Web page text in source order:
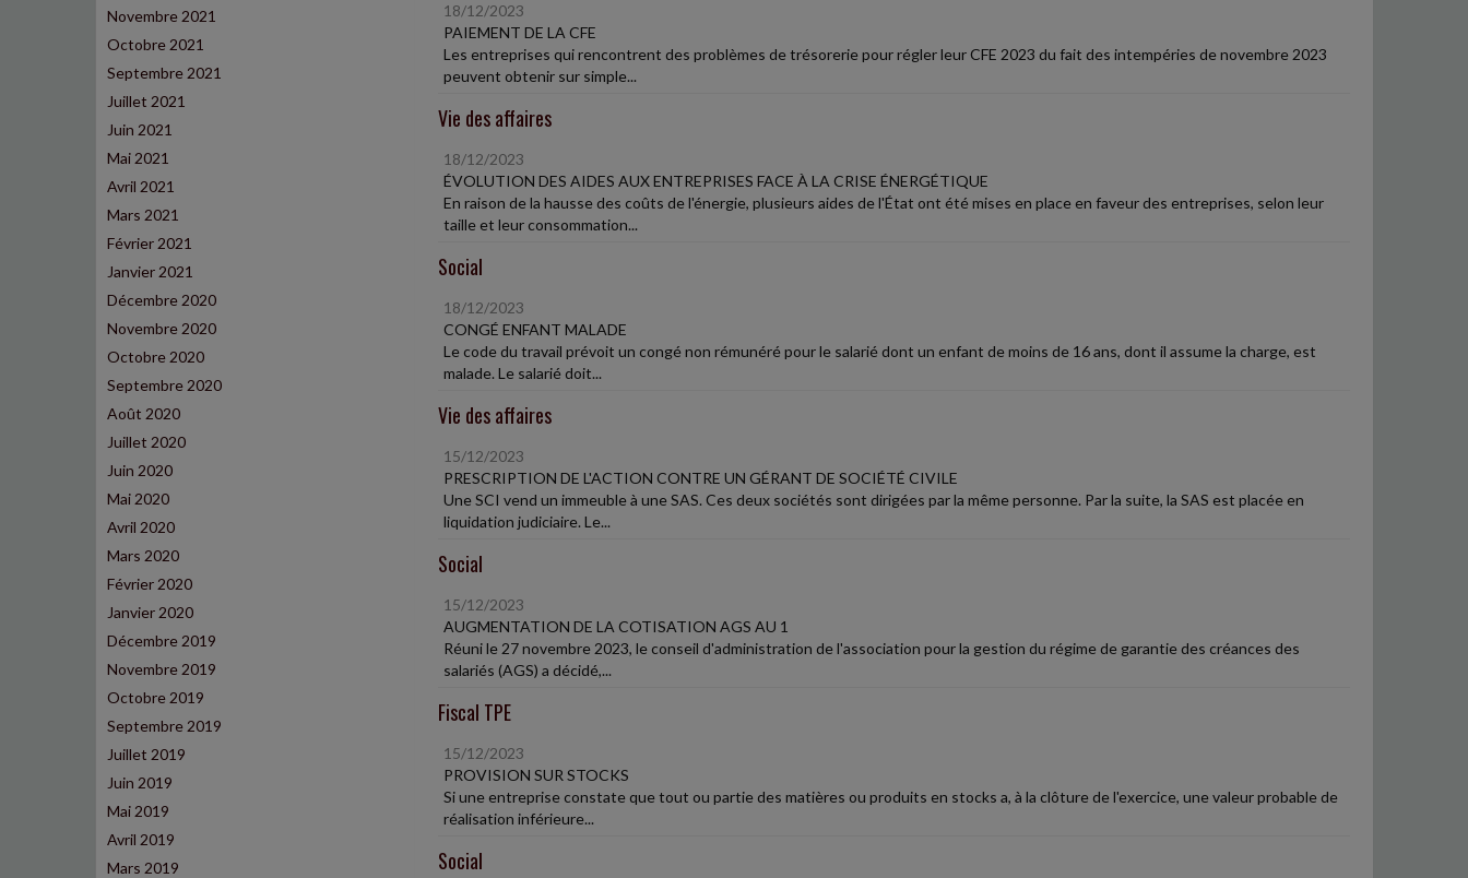
Novembre 2021
Octobre 2021
Septembre 2021
Juillet 2021
Juin 2021
Mai 2021
Avril 2021
Mars 2021
Février 2021
Janvier 2021
Décembre 2020
Novembre 2020
Octobre 2020
Septembre 2020
Août 2020
Juillet 2020
Juin 2020
Mai 2020
Avril 2020
Mars 2020
Février 2020
Janvier 2020
Décembre 2019
Novembre 2019
Octobre 2019
Septembre 2019
Juillet 2019
Juin 2019
Mai 2019
Avril 2019
Mars 2019
18/12/2023
PAIEMENT DE LA CFE
Les entreprises qui rencontrent des problèmes de trésorerie pour régler leur CFE 2023 du fait des intempéries de novembre 2023
peuvent obtenir sur simple...
Vie des affaires
18/12/2023
ÉVOLUTION DES AIDES AUX ENTREPRISES FACE À LA CRISE ÉNERGÉTIQUE
En raison de la hausse des coûts de l'énergie, plusieurs aides de l'État ont été mises en place en faveur des entreprises, selon leur
taille et leur consommation...
Social
18/12/2023
CONGÉ ENFANT MALADE
Le code du travail prévoit un congé non rémunéré pour le salarié dont un enfant de moins de 16 ans, dont il assume la charge, est
malade. Le salarié doit...
Vie des affaires
15/12/2023
PRESCRIPTION DE L'ACTION CONTRE UN GÉRANT DE SOCIÉTÉ CIVILE
Une SCI vend un immeuble à une SAS. Ces deux sociétés sont dirigées par la même personne. Par la suite, la SAS est placée en
liquidation judiciaire. Le...
Social
15/12/2023
AUGMENTATION DE LA COTISATION AGS AU 1
Réuni le 27 novembre 2023, le conseil d'administration de l'association pour la gestion du régime de garantie des créances des
salariés (AGS) a décidé,...
Fiscal TPE
15/12/2023
PROVISION SUR STOCKS
Si une entreprise constate que tout ou partie des matières ou produits en stocks a, à la clôture de l'exercice, une valeur probable de
réalisation inférieure...
Social